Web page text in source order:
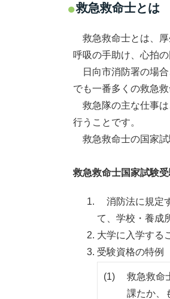
救急救命士とは
救急救命士とは、
呼吸の手助け、心拍
日向市消防署の場合
でも一番多くの救急
救急隊の主な仕事は
行うことです。
救急救命士の国家試
救急救命士国家試験
消防法に規定
て、学校・養成
大学に入学する
受験資格の特例
(1)
救急救命
課たか、